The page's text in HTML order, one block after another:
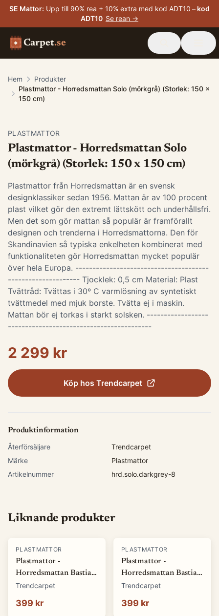
SE Mattor: Upp till 90% rea + 10% extra med kod ADT10 – kod
ADT10 Se rean →
Carpet.se
Hem
Produkter
Plastmattor - Horredsmattan Solo (mörkgrå) (Storlek: 150 x
150 cm)
PLASTMATTOR
Plastmattor - Horredsmattan Solo
(mörkgrå) (Storlek: 150 x 150 cm)
Plastmattor från Horredsmattan är en svensk
designklassiker sedan 1956. Mattan är av 100 procent
plast vilket gör den extremt lättskött och underhållsfri.
Men det som gör mattan så populär är framförallt
designen och trenderna i Horredsmattorna. Den för
Skandinavien så typiska enkelheten kombinerat med
funktionaliteten gör Horredsmattan mycket populär
över hela Europa. ---------------------------------------
--------------------- Tjocklek: 0,5 cm Material: Plast
Tvättråd: Tvättas i 30º C varmlösning av syntetiskt
tvättmedel med mjuk borste. Tvätta ej i maskin.
Mattan bör ej torkas i starkt solsken. ------------------
------------------------------------------
2 299 kr
Köp hos Trendcarpet
Produktinformation
Återförsäljare
Trendcarpet
Märke
Plastmattor
Artikelnummer
hrd.solo.darkgrey-8
Liknande produkter
PLASTMATTOR
Plastmattor -
Horredsmattan Bastian
(grön) (Storlek: 70 x 50
Trendcarpet
399 kr
PLASTMATTOR
Plastmattor -
Horredsmattan Bastian
(röd) (Storlek: 70 x 50
Trendcarpet
399 kr